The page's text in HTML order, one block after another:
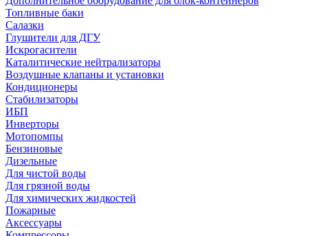
Топливные баки
Салазки
Глушители для ДГУ
Искрогасители
Каталитические нейтрализаторы
Воздушные клапаны и установки
Кондиционеры
Стабилизаторы
ИБП
Инверторы
Мотопомпы
Бензиновые
Дизельные
Для чистой воды
Для грязной воды
Для химических жидкостей
Пожарные
Аксессуары